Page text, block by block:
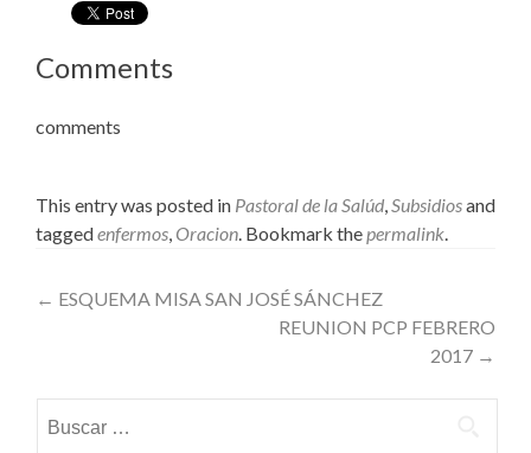
Comments
comments
This entry was posted in Pastoral de la Salúd,Subsidiosand
taggedenfermos, Oracion. Bookmark thepermalink.
Post
← ESQUEMA MISA SAN JOSÉ SÁNCHEZ
REUNION PCP FEBRERO
2017 →